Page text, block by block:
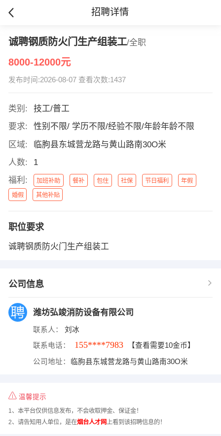
招聘详情
诚聘钢质防火门生产组装工/全职
8000-12000元
发布时间:2026-08-07 查看次数:1437
类别:
技工/普工
要求:
性别不限/ 学历不限/经验不限/年龄年龄不限
区域:
临朐县东城营龙路与黄山路南30O米
人数:
1
福利:
加班补助 餐补 包住 社保 节日福利 年假
婚假 其他补贴
职位要求
诚聘钢质防火门生产组装工
公司信息
潍坊弘竣消防设备有限公司
联系人： 刘冰
联系电话： 155****7983 【查看需要10金币】
公司地址： 临朐县东城营龙路与黄山路南30O米
温馨提示
1、本平台仅供信息发布，不会收取押金、保证金！
2、请告知用人单位，是在烟台人才网 上看到该招聘信息的！